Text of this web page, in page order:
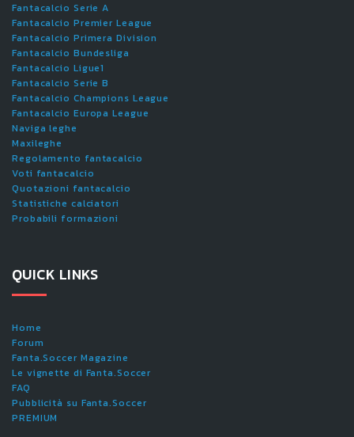
Fantacalcio Serie A
Fantacalcio Premier League
Fantacalcio Primera Division
Fantacalcio Bundesliga
Fantacalcio Ligue1
Fantacalcio Serie B
Fantacalcio Champions League
Fantacalcio Europa League
Naviga leghe
Maxileghe
Regolamento fantacalcio
Voti fantacalcio
Quotazioni fantacalcio
Statistiche calciatori
Probabili formazioni
QUICK LINKS
Home
Forum
Fanta.Soccer Magazine
Le vignette di Fanta.Soccer
FAQ
Pubblicità su Fanta.Soccer
PREMIUM